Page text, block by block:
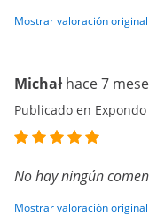
Mostrar valoración original
Michał hace 7
Publicado en
No hay ningún
Mostrar valoración original